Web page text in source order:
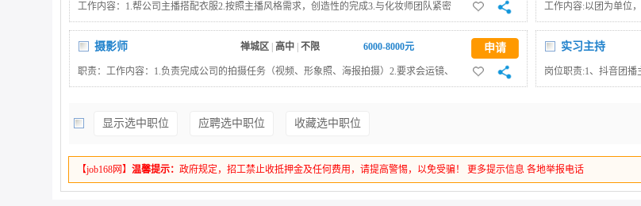
工作内容：1.帮公司主播搭配衣服2.按照主播风格需求，创造性的完成3.与化妆师团队紧密
合作，确保主播开播质量和效果4.了解女团团播穿搭岗位要求：1.有时尚敏感度，具有良好
的沟通能力和学习能力2.审美优秀，形象气质佳，喜欢穿搭3.有亲和力，有良好的服务意
工作内容:以团为单位
的!!!!)薪资待遇:无责保
高，五官协调就好，
摄影师 禅城区 高中 不限 6000-8000元
职责：工作内容：1.负责完成公司的拍摄任务（视频、形象照、海报拍摄）2.要求会运镜、
剪辑、使用P图软件3、积极沟通拍摄内容、拍摄风格完成作品薪资待遇：6000-7000、月休4
形象照、海报拍摄）2.要求会运镜、剪辑、使用P图软件3、积极沟通拍摄内容、拍摄风格完
申请 实习主持
岗位职责:1、抖音团
3、公司会定期提供专
显示选中职位 应聘选中职位 收藏选中职位
【job168网】 温馨提示： 政府规定，招工禁止收抵押金及任何费用，请提高警惕，以免受骗！ 更多提示信息 各地举报电话